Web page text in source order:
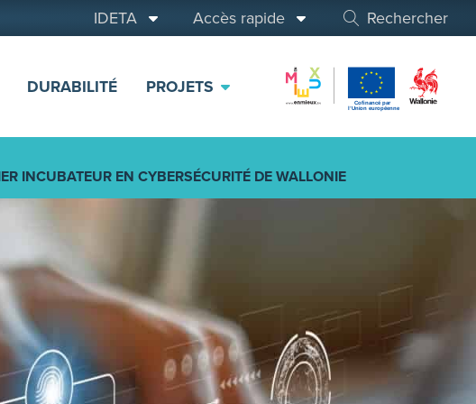
IDETA Accès rapide Rechercher
DURABILITÉ PROJETS
INCUBATEUR EN CYBERSÉCURITÉ DE WALLONIE